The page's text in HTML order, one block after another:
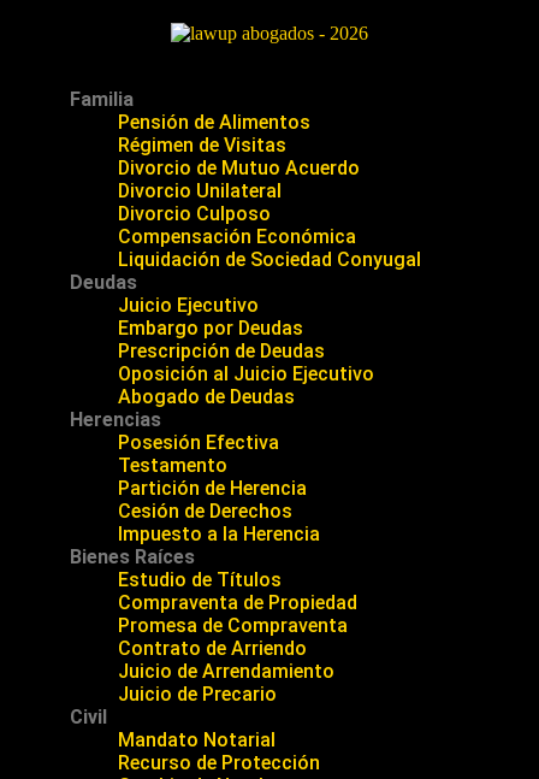
Familia
Pensión de Alimentos
Régimen de Visitas
Divorcio de Mutuo Acuerdo
Divorcio Unilateral
Divorcio Culposo
Compensación Económica
Liquidación de Sociedad Conyugal
Deudas
Juicio Ejecutivo
Embargo por Deudas
Prescripción de Deudas
Oposición al Juicio Ejecutivo
Abogado de Deudas
Herencias
Posesión Efectiva
Testamento
Partición de Herencia
Cesión de Derechos
Impuesto a la Herencia
Bienes Raíces
Estudio de Títulos
Compraventa de Propiedad
Promesa de Compraventa
Contrato de Arriendo
Juicio de Arrendamiento
Juicio de Precario
Civil
Mandato Notarial
Recurso de Protección